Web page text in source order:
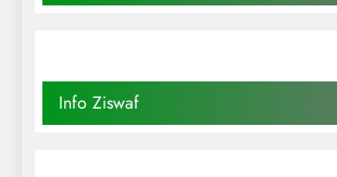
Info Ziswaf